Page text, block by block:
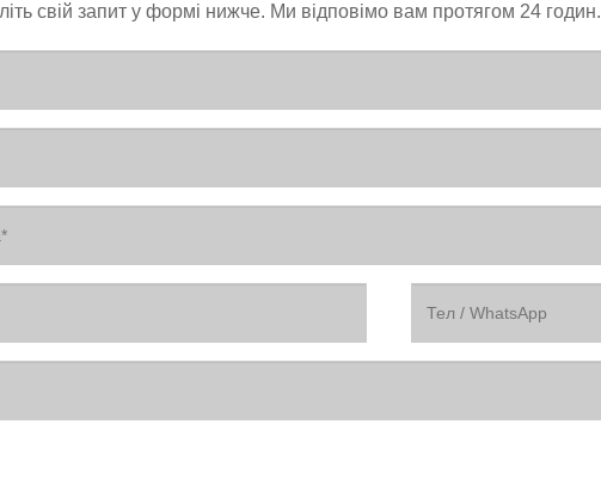
свій запит у формі нижче. Ми відповімо вам протягом 24 годин.